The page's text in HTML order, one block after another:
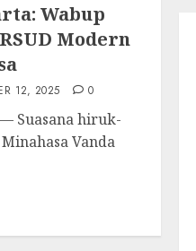
Wabup
Modern
12, 2025 0
— Suasana hiruk-
Vanda